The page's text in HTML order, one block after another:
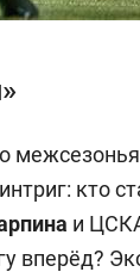
межсезонья
кто
и
вперёд?